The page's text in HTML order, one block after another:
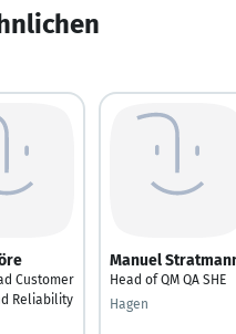
Customer
Reliability
Manuel
Head of QM QA SHE
Hagen